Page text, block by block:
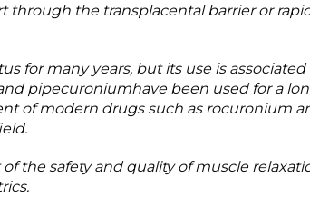
through the transplacental barrier or
for many years, but its use is
pipecuroniumhave been used for a
of modern drugs such as rocuronium
the safety and quality of muscle